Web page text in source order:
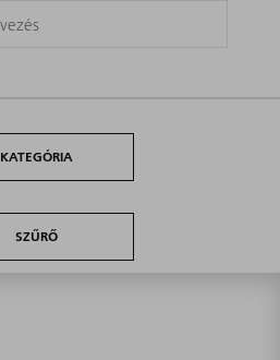
KATEGÓRIA
SZŰRŐ